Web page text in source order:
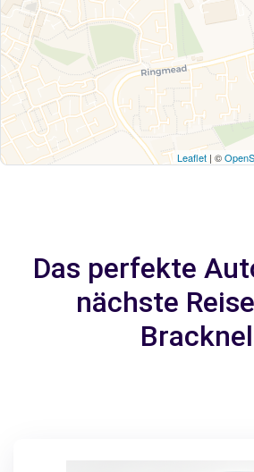
Leaflet | ©
Das perfekte
nächste